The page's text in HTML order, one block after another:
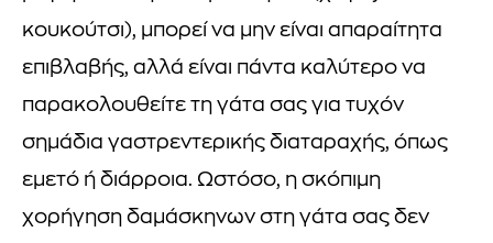
κουκούτσι), μπορεί να μην είναι απαραίτητα
επιβλαβής, αλλά είναι πάντα καλύτερο να
παρακολουθείτε τη γάτα σας για τυχόν
σημάδια γαστρεντερικής διαταραχής, όπως
εμετό ή διάρροια. Ωστόσο, η σκόπιμη
χορήγηση δαμάσκηνων στη γάτα σας δεν